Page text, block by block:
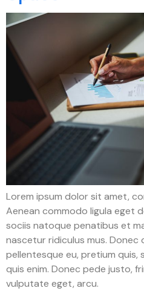
Lorem ipsum dolor sit amet,
Aenean commodo ligula eget
sociis natoque penatibus et
nascetur ridiculus mus. Donec
pellentesque eu, pretium quis,
quis enim. Donec pede justo,
vulputate eget, arcu.